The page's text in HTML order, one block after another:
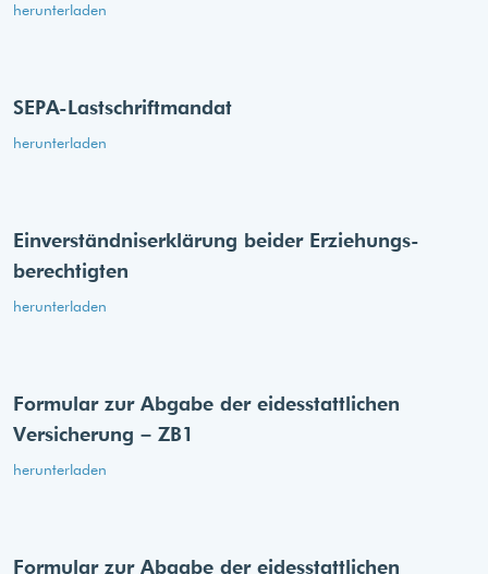
herunterladen
SEPA-Lastschriftmandat
herunterladen
Einverständnis­erklärung beider Erziehungs­
berechtigten
herunterladen
Formular zur Abgabe der eides­stattlichen
Versicherung – ZB1
herunterladen
Formular zur Abgabe der eides­stattlichen